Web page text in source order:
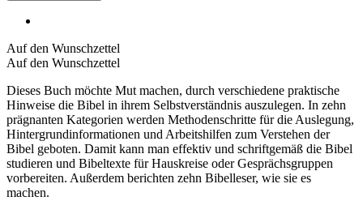
Auf den Wunschzettel
Auf den Wunschzettel
Dieses Buch möchte Mut machen, durch verschiedene praktische
Hinweise die Bibel in ihrem Selbstverständnis auszulegen. In zehn
prägnanten Kategorien werden Methodenschritte für die Auslegung,
Hintergrundinformationen und Arbeitshilfen zum Verstehen der
Bibel geboten. Damit kann man effektiv und schriftgemäß die Bibel
studieren und Bibeltexte für Hauskreise oder Gesprächsgruppen
vorbereiten. Außerdem berichten zehn Bibelleser, wie sie es
machen.